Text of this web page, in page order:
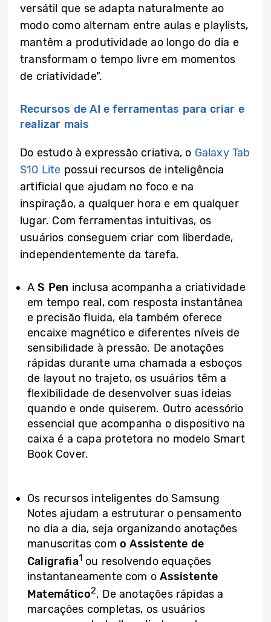
versátil que se adapta naturalmente ao
modo como alternam entre aulas e playlists,
mantêm a produtividade ao longo do dia e
transformam o tempo livre em momentos
de criatividade”.
Recursos de AI e ferramentas para criar e
realizar mais
Do estudo à expressão criativa, o Galaxy Tab
S10 Lite possui recursos de inteligência
artificial que ajudam no foco e na
inspiração, a qualquer hora e em qualquer
lugar. Com ferramentas intuitivas, os
usuários conseguem criar com liberdade,
independentemente da tarefa.
AS Pen inclusa acompanha a criatividade
em tempo real, com resposta instantânea
e precisão fluida, ela também oferece
encaixe magnético e diferentes níveis de
sensibilidade à pressão. De anotações
rápidas durante uma chamada a esboços
de layout no trajeto, os usuários têm a
flexibilidade de desenvolver suas ideias
quando e onde quiserem. Outro acessório
essencial que acompanha o dispositivo na
caixa é a capa protetora no modelo Smart
Book Cover.
Os recursos inteligentes do Samsung
Notes ajudam a estruturar o pensamento
no dia a dia, seja organizando anotações
manuscritas como Assistente de
Caligrafia1 ou resolvendo equações
instantaneamente com o Assistente
Matemático2. De anotações rápidas a
marcações completas, os usuários